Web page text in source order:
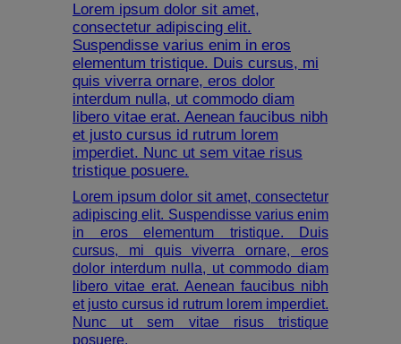
Lorem ipsum dolor sit amet,
consectetur adipiscing elit.
Suspendisse varius enim in eros
elementum tristique. Duis cursus, mi
quis viverra ornare, eros dolor
interdum nulla, ut commodo diam
libero vitae erat. Aenean faucibus nibh
et justo cursus id rutrum lorem
imperdiet. Nunc ut sem vitae risus
tristique posuere.
Lorem ipsum dolor sit amet, consectetur
adipiscing elit. Suspendisse varius enim
in eros elementum tristique. Duis
cursus, mi quis viverra ornare, eros
dolor interdum nulla, ut commodo diam
libero vitae erat. Aenean faucibus nibh
et justo cursus id rutrum lorem imperdiet.
Nunc ut sem vitae risus tristique
posuere.